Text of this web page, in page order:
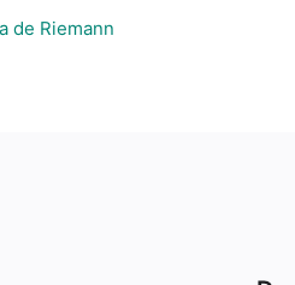
de Riemann